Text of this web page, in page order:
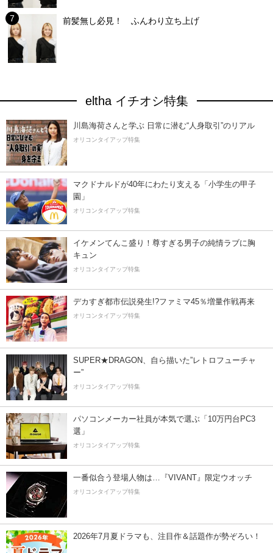
前髪無し必見！ ふんわり立ち上げ
eltha イチオシ特集
川島海荷さんと学ぶ 日常に潜む“人身取引”のリアル
オリコンタイアップ特集
マクドナルドが40年にわたり支える「小学生の甲子
園」
オリコンタイアップ特集
イケメンてんこ盛り！尊すぎる男子の純情ラブに胸
キュン
オリコンタイアップ特集
デカすぎ都市伝説発生!?ファミマ45％増量作戦再来
オリコンタイアップ特集
SUPER★DRAGON、自ら描いた”レトロフューチャ
ー”
オリコンタイアップ特集
パソコンメーカー社員が本気で選ぶ「10万円台PC3
選」
オリコンタイアップ特集
一番似合う登場人物は…『VIVANT』限定ウオッチ
オリコンタイアップ特集
2026年7月夏ドラマも、注目作＆話題作が勢ぞろい！